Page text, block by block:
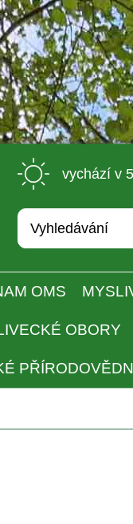
vychází v
OMS
OBORY